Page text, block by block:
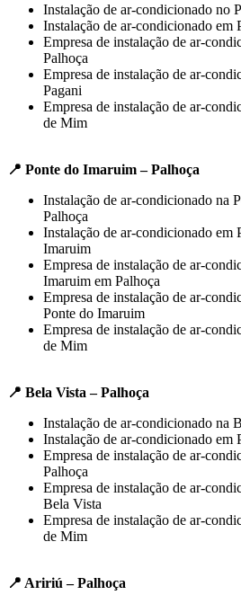
Instalação de ar-condicionado no
Instalação de ar-condicionado em
Empresa de instalação de ar-
Palhoça
Empresa de instalação de ar-
Pagani
Empresa de instalação de ar-
de Mim
📍 Ponte do Imaruim – Palhoça
Instalação de ar-condicionado na
Palhoça
Instalação de ar-condicionado em
Imaruim
Empresa de instalação de ar-
Imaruim em Palhoça
Empresa de instalação de ar-
Ponte do Imaruim
Empresa de instalação de ar-
de Mim
📍 Bela Vista – Palhoça
Instalação de ar-condicionado na
Instalação de ar-condicionado em
Empresa de instalação de ar-
Palhoça
Empresa de instalação de ar-
Bela Vista
Empresa de instalação de ar-
de Mim
📍 Aririú – Palhoça